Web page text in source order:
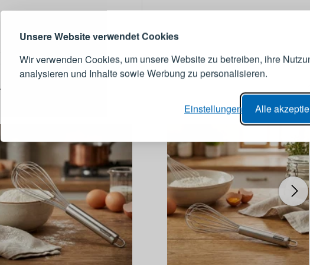
Unsere Website verwendet Cookies
Wir verwenden Cookies, um unsere Website zu betreiben, ihre
analysieren und Inhalte sowie Werbung zu personalisieren.
Alle
Einstellungen
Live-Überblick über Änderungen an der
E-Mail-Adresse
Passwort